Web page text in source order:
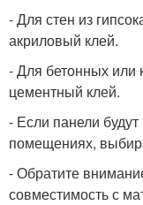
- Для стен из
акриловый клей.
- Для бетонных или
цементный клей.
- Если панели
помещениях,
- Обратите
совместимость с